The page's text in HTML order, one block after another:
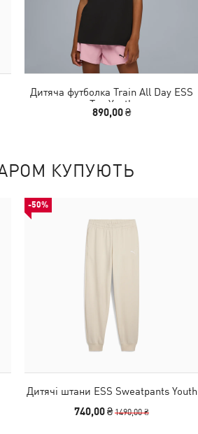
Дитяча футболка Train All Day ESS
Tee Youth
890,00 ₴
КУПУЮТЬ
-50%
Дитячі штани ESS Sweatpants Youth
740,00 ₴1490,00 ₴